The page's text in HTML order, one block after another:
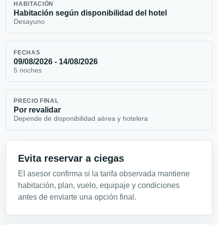
HABITACIÓN
Habitación según disponibilidad del hotel
Desayuno
FECHAS
09/08/2026 - 14/08/2026
5 noches
PRECIO FINAL
Por revalidar
Depende de disponibilidad aérea y hotelera
Evita reservar a ciegas
El asesor confirma si la tarifa observada mantiene
habitación, plan, vuelo, equipaje y condiciones
antes de enviarte una opción final.